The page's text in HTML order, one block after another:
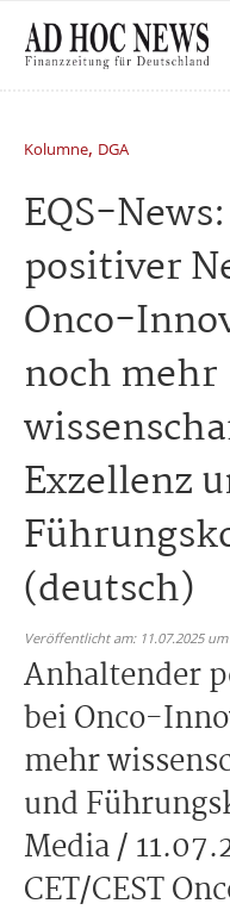
Kolumne, DGA
EQS-
positiver
Onco-
noch mehr
Exzellenz
(deutsch)
Veröffentlicht am: 11.07.2025
Anhaltender
bei Onco-
mehr
und
Media /
CET/CEST